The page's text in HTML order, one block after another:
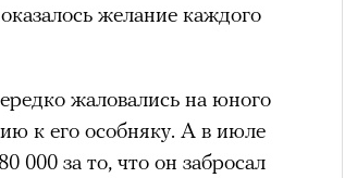
желание каждого
жаловались на юного
к его особняку. А в июле
000 за то, что он забросал